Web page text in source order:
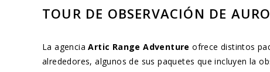
TOUR DE OBSERVACIÓN DE
La agencia Artic Range Adventure ofrece distintos
alrededores, algunos de sus paquetes que incluyen la